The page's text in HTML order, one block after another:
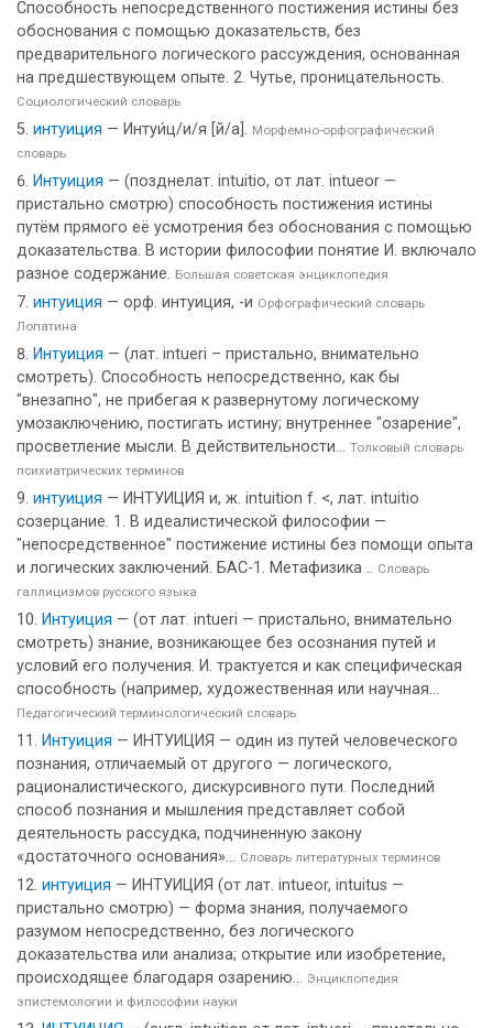
Способность непосредственного постижения истины без
обоснования с помощью доказательств, без
предварительного логического рассуждения, основанная
на предшествующем опыте. 2. Чутье, проницательность.
Социологический словарь
интуиция — Интуи́ц/и/я [й/а]. Морфемно-орфографический
словарь
Интуиция — (позднелат. intuitio, от лат. intueor —
пристально смотрю) способность постижения истины
путём прямого её усмотрения без обоснования с помощью
доказательства. В истории философии понятие И. включало
разное содержание. Большая советская энциклопедия
интуиция — орф. интуиция, -и Орфографический словарь
Лопатина
Интуиция — (лат. intueri – пристально, внимательно
смотреть). Способность непосредственно, как бы
"внезапно", не прибегая к развернутому логическому
умозаключению, постигать истину; внутреннее "озарение",
просветление мысли. В действительности... Толковый словарь
психиатрических терминов
интуиция — ИНТУИЦИЯ и, ж. intuition f. <, лат. intuitio
созерцание. 1. В идеалистической философии —
"непосредственное" постижение истины без помощи опыта
и логических заключений. БАС-1. Метафизика .. Словарь
галлицизмов русского языка
Интуиция — (от лат. intueri — пристально, внимательно
смотреть) знание, возникающее без осознания путей и
условий его получения. И. трактуется и как специфическая
способность (например, художественная или научная...
Педагогический терминологический словарь
Интуиция — ИНТУИЦИЯ — один из путей человеческого
познания, отличаемый от другого — логического,
рационалистического, дискурсивного пути. Последний
способ познания и мышления представляет собой
деятельность рассудка, подчиненную закону
«достаточного основания»... Словарь литературных терминов
интуиция — ИНТУИЦИЯ (от лат. intueor, intuitus —
пристально смотрю) — форма знания, получаемого
разумом непосредственно, без логического
доказательства или анализа; открытие или изобретение,
происходящее благодаря озарению... Энциклопедия
эпистемологии и философии науки